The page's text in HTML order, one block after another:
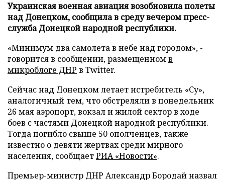
Украинская военная авиация возобновила полеты
над Донецком, сообщила в среду вечером пресс-
служба Донецкой народной республики.
«Минимум два самолета в небе над городом», -
говорится в сообщении, размещенномв
микроблоге ДНР в Twitter.
Сейчас над Донецком летает истребитель «Су»,
аналогичный тем, что обстреляли в понедельник
26 мая аэропорт, вокзал и жилой сектор в ходе
боев с частями Донецкой народной республики.
Тогда погибло свыше 50 ополченцев, также
известно о девяти жертвах среди мирного
населения, сообщаетРИА «Новости».
Премьер-министр ДНР Александр Бородай назвал